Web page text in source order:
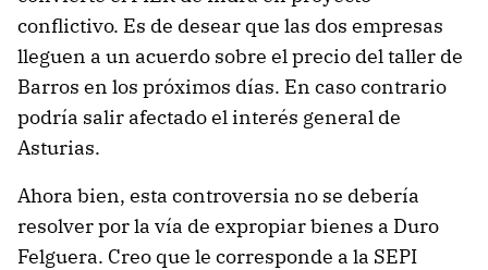
conflictivo. Es de desear que las dos empresas
lleguen a un acuerdo sobre el precio del taller de
Barros en los próximos días. En caso contrario
podría salir afectado el interés general de
Asturias.
Ahora bien, esta controversia no se debería
resolver por la vía de expropiar bienes a Duro
Felguera. Creo que le corresponde a la SEPI